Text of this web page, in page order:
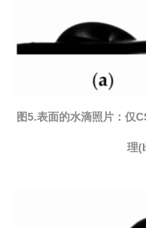
图5.表面的水滴照片：仅
理